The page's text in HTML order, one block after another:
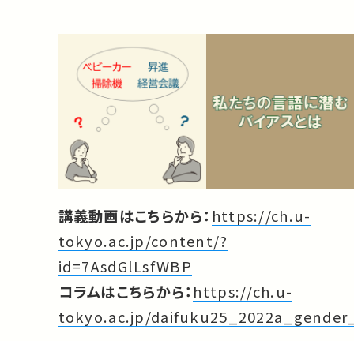
講義動画はこちらから： https://ch.u-
tokyo.ac.jp/content/?
id=7AsdGlLsfWBP
コラムはこちらから： https://ch.u-
tokyo.ac.jp/